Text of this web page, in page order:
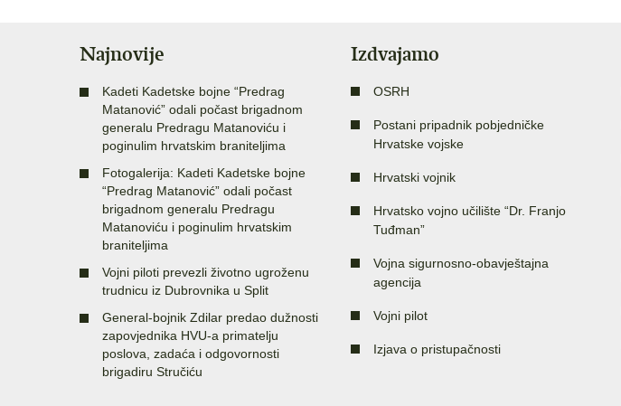
Najnovije
Kadeti Kadetske bojne “Predrag
Matanović” odali počast brigadnom
generalu Predragu Matanoviću i
poginulim hrvatskim braniteljima
Fotogalerija: Kadeti Kadetske bojne
“Predrag Matanović” odali počast
brigadnom generalu Predragu
Matanoviću i poginulim hrvatskim
braniteljima
Vojni piloti prevezli životno ugroženu
trudnicu iz Dubrovnika u Split
General-bojnik Zdilar predao dužnosti
zapovjednika HVU-a primatelju
poslova, zadaća i odgovornosti
brigadiru Stručiću
Izdvajamo
OSRH
Postani pripadnik pobjedničke
Hrvatske vojske
Hrvatski vojnik
Hrvatsko vojno učilište “Dr. Franjo
Tuđman”
Vojna sigurnosno-obavještajna
agencija
Vojni pilot
Izjava o pristupačnosti